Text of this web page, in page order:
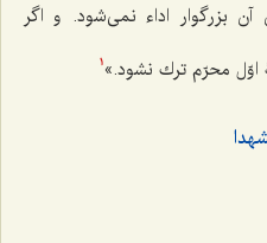
آن بزرگوار اداء نمى‌شود. و اگر
محرّم ترك نشود.» 1